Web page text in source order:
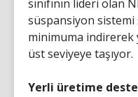
sınıfının lideri olan
süspansiyon
minimuma
üst seviyeye taşıyor.
Yerli üretime